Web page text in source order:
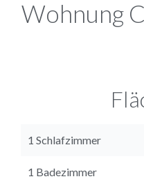
Wohnung
1 Schlafzimmer
1 Badezimmer